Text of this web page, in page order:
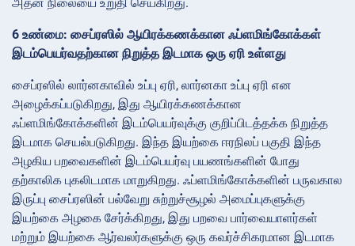
அதன் நிலையை உறுதி செய்கிறது.
6 உண்மை: சைப்ரஸில் ஆயிரக்கணக்கான ஃப்ளமிங்கோக்கள்
இடம்பெயர்வதற்கான நிறுத்த இடமாக ஒரு ஏரி உள்ளது
சைப்ரஸில் லார்னகாவில் உப்பு ஏரி, லார்னகா உப்பு ஏரி என
அழைக்கப்படுகிறது, இது ஆயிரக்கணக்கான
ஃப்ளமிங்கோக்களின் இடம்பெயர்வுக்கு குறிப்பிடத்தக்க நிறுத்த
இடமாக செயல்படுகிறது. இந்த இயற்கை ஈரநிலப் பகுதி இந்த
அழகிய பறவைகளின் இடம்பெயர்வு பயணங்களின் போது
தற்காலிக புகலிடமாக மாறுகிறது. ஃப்ளமிங்கோக்களின் பருவகால
இருப்பு சைப்ரஸின் பல்வேறு சுற்றுச்சூழல் அமைப்புகளுக்கு
இயற்கை அழகை சேர்க்கிறது, இது பறவை பார்வையாளர்கள்
மற்றும் இயற்கை ஆர்வலர்களுக்கு ஒரு கவர்ச்சிகரமான இடமாக